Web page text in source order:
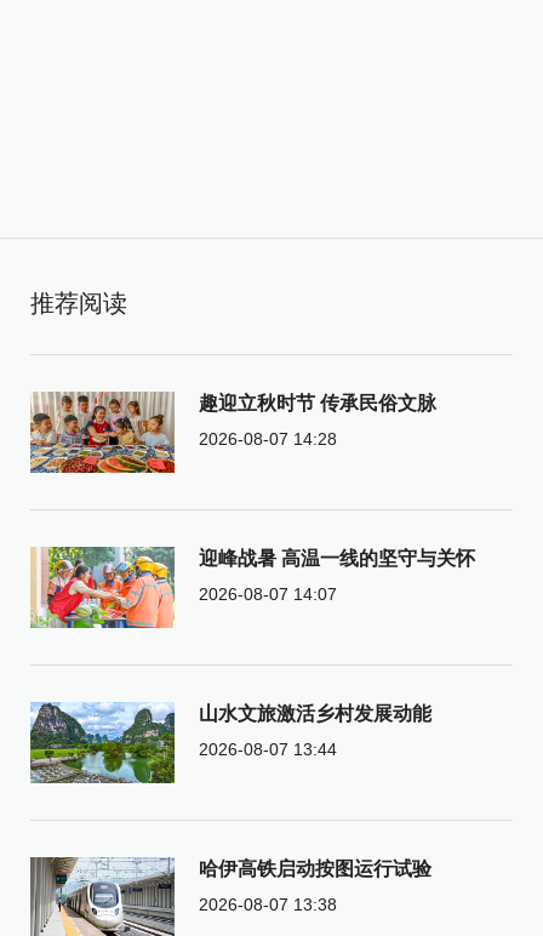
推荐阅读
趣迎立秋时节 传承民俗文脉
2026-08-07 14:28
迎峰战暑 高温一线的坚守与关怀
2026-08-07 14:07
山水文旅激活乡村发展动能
2026-08-07 13:44
哈伊高铁启动按图运行试验
2026-08-07 13:38